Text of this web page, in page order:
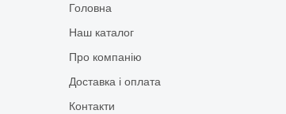
Головна
Наш каталог
Про компанію
Доставка і оплата
Контакти